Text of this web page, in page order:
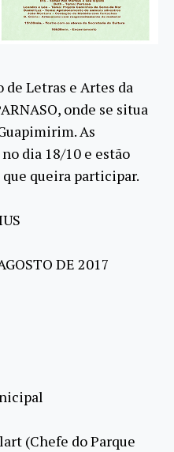
de Letras e Artes da
onde se situa
As
dia 18/10 e estão
que queira participar.
DE 2017
(Chefe do Parque